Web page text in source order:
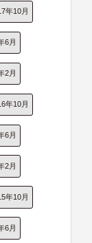
年10月
6月
2月
年10月
6月
2月
年10月
6月